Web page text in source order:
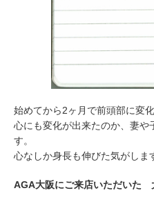
始めてから2ヶ月で前頭部に変
心にも変化が出来たのか、妻や
す。
心なしか身長も伸びた気がしま
AGA大阪にご来店いただいた